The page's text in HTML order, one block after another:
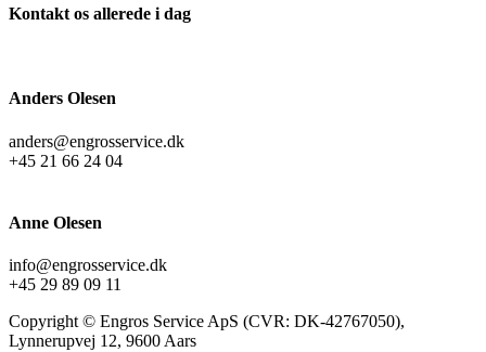
Kontakt os allerede i dag
Anders Olesen
anders@engrosservice.dk
+45 21 66 24 04
Anne Olesen
info@engrosservice.dk
+45 29 89 09 11
Copyright © Engros Service ApS (CVR: DK-42767050),
Lynnerupvej 12, 9600 Aars